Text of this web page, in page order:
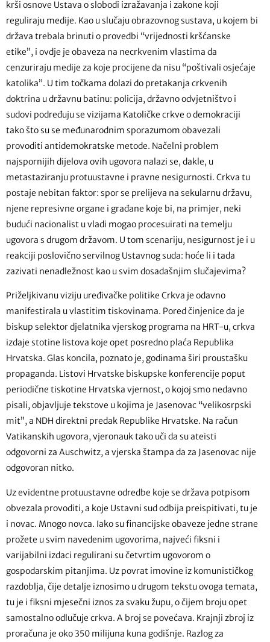
krši osnove Ustava o slobodi izražavanja i zakone koji
reguliraju medije. Kao u slučaju obrazovnog sustava, u kojem bi
država trebala brinuti o provedbi “vrijednosti kršćanske
etike”, i ovdje je obaveza na necrkvenim vlastima da
cenzuriraju medije za koje procijene da nisu “poštivali osjećaje
katolika”. U tim točkama dolazi do pretakanja crkvenih
doktrina u državnu batinu: policija, državno odvjetništvo i
sudovi podređuju se vizijama Katoličke crkve o demokraciji
tako što su se međunarodnim sporazumom obavezali
provoditi antidemokratske metode. Načelni problem
najspornijih dijelova ovih ugovora nalazi se, dakle, u
metastaziranju protuustavne i pravne nesigurnosti. Crkva tu
postaje nebitan faktor: spor se prelijeva na sekularnu državu,
njene represivne organe i građane koje bi, na primjer, neki
budući nacionalist u vladi mogao procesuirati na temelju
ugovora s drugom državom. U tom scenariju, nesigurnost je i u
reakciji poslovično servilnog Ustavnog suda: hoće li i tada
zazivati nenadležnost kao u svim dosadašnjim slučajevima?
Priželjkivanu viziju uređivačke politike Crkva je odavno
manifestirala u vlastitim tiskovinama. Pored činjenice da je
biskup selektor djelatnika vjerskog programa na HRT-u, crkva
izdaje stotine listova koje opet posredno plaća Republika
Hrvatska. Glas koncila, poznato je, godinama širi proustašku
propaganda. Listovi Hrvatske biskupske konferencije poput
periodične tiskotine Hrvatska vjernost, o kojoj smo nedavno
pisali, objavljuje tekstove u kojima je Jasenovac “velikosrpski
mit”, a NDH direktni predak Republike Hrvatske. Na račun
Vatikanskih ugovora, vjeronauk tako uči da su ateisti
odgovorni za Auschwitz, a vjerska štampa da za Jasenovac nije
odgovoran nitko.
Uz evidentne protuustavne odredbe koje se država potpisom
obvezala provoditi, a koje Ustavni sud odbija preispitivati, tu je
i novac. Mnogo novca. Iako su financijske obaveze jedne strane
prožete u svim navedenim ugovorima, najveći fiksni i
varijabilni izdaci regulirani su četvrtim ugovorom o
gospodarskim pitanjima. Uz povrat imovine iz komunističkog
razdoblja, čije detalje iznosimo u drugom tekstu ovoga temata,
tu je i fiksni mjesečni iznos za svaku župu, o čijem broju opet
samostalno odlučuje crkva. A broj se povećava. Krajnji zbroj iz
proračuna je oko 350 milijuna kuna godišnje. Razlog za